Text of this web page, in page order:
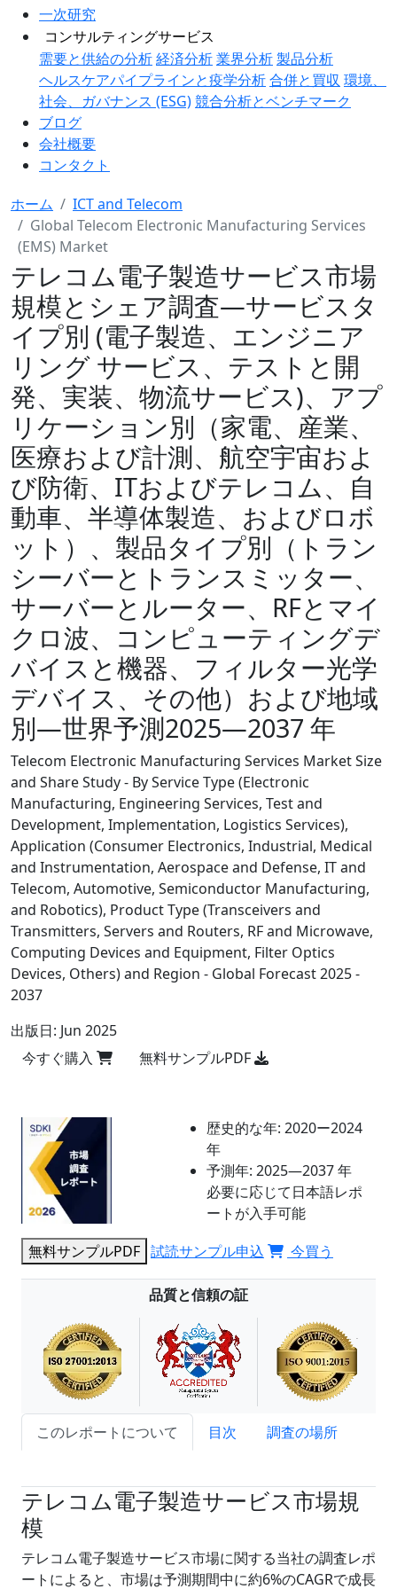
一次研究
コンサルティングサービス
需要と供給の分析経済分析業界分析製品分析
ヘルスケアパイプラインと疫学分析合併と買収 環境、
社会、ガバナンス (ESG)競合分析とベンチマーク
ブログ
会社概要
コンタクト
ホーム
ICT and Telecom
Global Telecom Electronic Manufacturing Services
(EMS) Market
テレコム電子製造サービス市場
規模とシェア調査―サービスタ
イプ別 (電子製造、エンジニア
リング サービス、テストと開
発、実装、物流サービス)、アプ
リケーション別（家電、産業、
医療および計測、航空宇宙およ
び防衛、ITおよびテレコム、自
動車、半導体製造、およびロボ
ット）、製品タイプ別（トラン
シーバーとトランスミッター、
サーバーとルーター、RFとマイ
クロ波、コンピューティングデ
バイスと機器、フィルター光学
デバイス、その他）および地域
別―世界予測2025―2037 年
Telecom Electronic Manufacturing Services Market Size
and Share Study - By Service Type (Electronic
Manufacturing, Engineering Services, Test and
Development, Implementation, Logistics Services),
Application (Consumer Electronics, Industrial, Medical
and Instrumentation, Aerospace and Defense, IT and
Telecom, Automotive, Semiconductor Manufacturing,
and Robotics), Product Type (Transceivers and
Transmitters, Servers and Routers, RF and Microwave,
Computing Devices and Equipment, Filter Optics
Devices, Others) and Region - Global Forecast 2025 -
2037
出版日: Jun 2025
今すぐ購入
無料サンプルPDF
歴史的な年: 2020ー2024
年
予測年: 2025―2037 年
必要に応じて日本語レポ
ートが入手可能
無料サンプルPDF 試読サンプル申込 今買う
品質と信頼の証
このレポートについて 目次
調査の場所
テレコム電子製造サービス市場規
模
テレコム電子製造サービス市場に関する当社の調査レポ
ートによると、市場は予測期間中に約6%のCAGRで成長